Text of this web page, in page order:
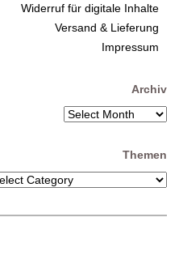
Widerruf für digitale Inhalte
Versand & Lieferung
Impressum
Archiv
Themen